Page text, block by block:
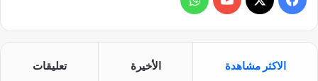
ي
X
Y
ا
الاكثر مشاهدة الأخيرة تعليقات